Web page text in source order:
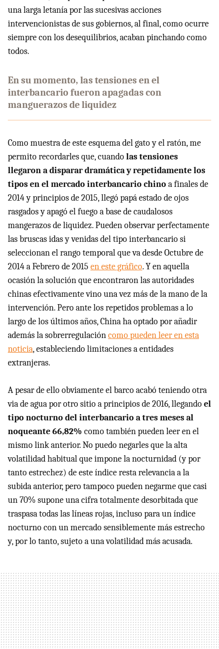
una larga letanía por las sucesivas acciones
intervencionistas de sus gobiernos, al final, como ocurre
siempre con los desequilibrios, acaban pinchando como
todos.
En su momento, las tensiones en el
interbancario fueron apagadas con
manguerazos de liquidez
Como muestra de este esquema del gato y el ratón, me
permito recordarles que, cuandolas tensiones
llegaron a disparar dramática y repetidamente los
tipos en el mercado interbancario chino a finales de
2014 y principios de 2015, llegó papá estado de ojos
rasgados y apagó el fuego a base de caudalosos
mangerazos de liquidez. Pueden observar perfectamente
las bruscas idas y venidas del tipo interbancario si
seleccionan el rango temporal que va desde Octubre de
2014 a Febrero de 2015 en este gráfico. Y en aquella
ocasión la solución que encontraron las autoridades
chinas efectivamente vino una vez más de la mano de la
intervención. Pero ante los repetidos problemas a lo
largo de los últimos años, China ha optado por añadir
además la sobrerregulacióncomo pueden leer en esta
noticia, estableciendo limitaciones a entidades
extranjeras.
A pesar de ello obviamente el barco acabó teniendo otra
via de agua por otro sitio a principios de 2016, llegandoel
tipo nocturno del interbancario a tres meses al
noqueante 66,82% como también pueden leer en el
mismo link anterior. No puedo negarles que la alta
volatilidad habitual que impone la nocturnidad (y por
tanto estrechez) de este índice resta relevancia a la
subida anterior, pero tampoco pueden negarme que casi
un 70% supone una cifra totalmente desorbitada que
traspasa todas las líneas rojas, incluso para un índice
nocturno con un mercado sensiblemente más estrecho
y, por lo tanto, sujeto a una volatilidad más acusada.